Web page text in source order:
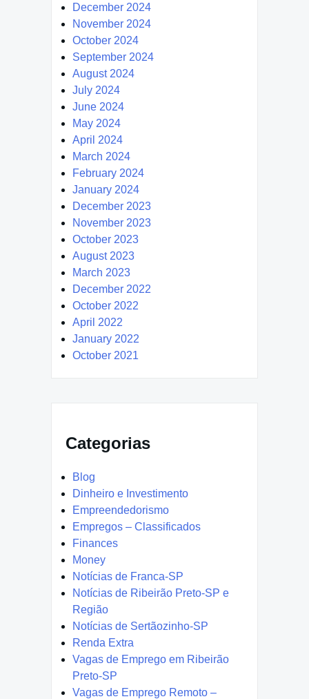
December 2024
November 2024
October 2024
September 2024
August 2024
July 2024
June 2024
May 2024
April 2024
March 2024
February 2024
January 2024
December 2023
November 2023
October 2023
August 2023
March 2023
December 2022
October 2022
April 2022
January 2022
October 2021
Categorias
Blog
Dinheiro e Investimento
Empreendedorismo
Empregos – Classificados
Finances
Money
Notícias de Franca-SP
Notícias de Ribeirão Preto-SP e
Região
Notícias de Sertãozinho-SP
Renda Extra
Vagas de Emprego em Ribeirão
Preto-SP
Vagas de Emprego Remoto –